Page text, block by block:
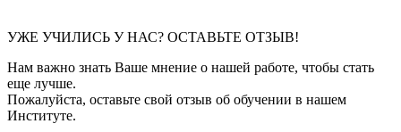
УЖЕ УЧИЛИСЬ У НАС? ОСТАВЬТЕ ОТЗЫВ!
Нам важно знать Ваше мнение о нашей работе, чтобы стать
еще лучше.
Пожалуйста, оставьте свой отзыв об обучении в нашем
Институте.